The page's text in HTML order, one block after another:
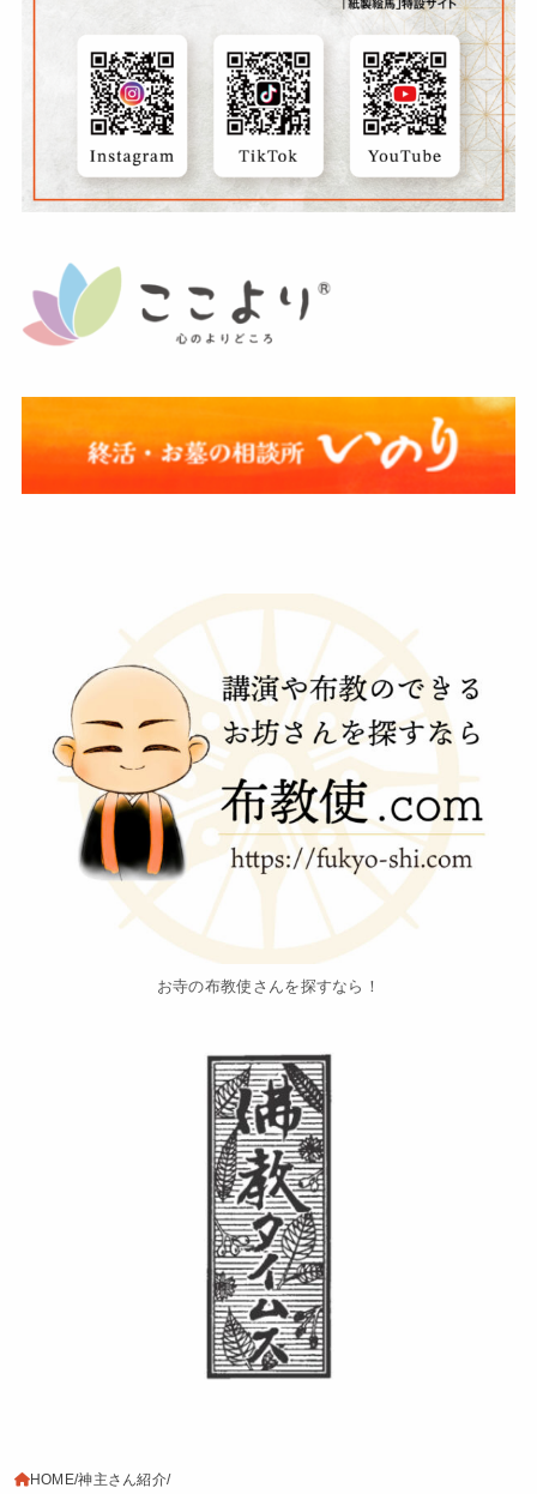
お寺の布教使さんを探すなら！
HOME 神主さん紹介